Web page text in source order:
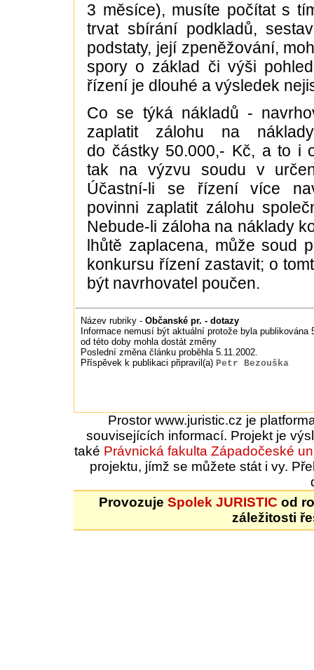
3 měsíce), musíte počítat s
trvat sbírání podkladů,
podstaty, její zpeněžování,
spory o základ či výši
řízení je dlouhé a výsledek
Co se týká nákladů -
zaplatit zálohu na
do částky 50.000,- Kč, a to i
tak na výzvu soudu v
Účastní-li se řízení více
povinni zaplatit zálohu
Nebude-li záloha na náklady
lhůtě zaplacena, může soud
konkursu řízení zastavit; o
být navrhovatel poučen.
Název rubriky - Občanské pr. - dotazy
Informace nemusí být aktuální protože byla publikována
od této doby mohla dostát změny
Poslední změna článku proběhla 5.11.2002.
Příspěvek k publikaci připravil(a) Petr Bezouška
Prostor www.juristic.cz je
souvisejících informací. Projekt je
také Právnická fakulta Západočeské
projektu, jímž se můžete stát i vy.
Provozuje Spolek JURISTIC od
záležitosti